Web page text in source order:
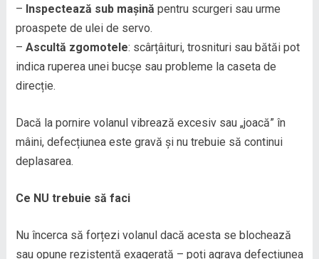
– Inspectează sub mașină pentru scurgeri sau urme
proaspete de ulei de servo.
– Ascultă zgomotele: scârțâituri, trosnituri sau bătăi pot
indica ruperea unei bucșe sau probleme la caseta de
direcție.
Dacă la pornire volanul vibrează excesiv sau „joacă” în
mâini, defecțiunea este gravă și nu trebuie să continui
deplasarea.
Ce NU trebuie să faci
Nu încerca să forțezi volanul dacă acesta se blochează
sau opune rezistență exagerată – poți agrava defecțiunea